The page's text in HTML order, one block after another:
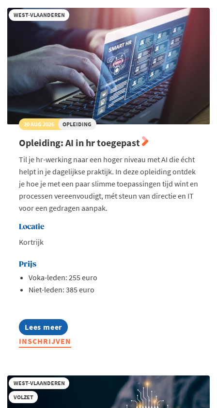
WEST-VLAANDEREN
20 AUG 2026 OPLEIDING
Opleiding: AI in hr toegepast
Til je hr-werking naar een hoger niveau met AI die écht
helpt in je dagelijkse praktijk. In deze opleiding ontdek
je hoe je met een paar slimme toepassingen tijd wint en
processen vereenvoudigt, mét steun van directie en IT
voor een gedragen aanpak.
Locatie
Kortrijk
Prijs
Voka-leden: 255 euro
Niet-leden: 385 euro
Lees meer
about
Opleiding:
AI
toegepast
INSCHRIJVEN
WEST-VLAANDEREN
VOLZET